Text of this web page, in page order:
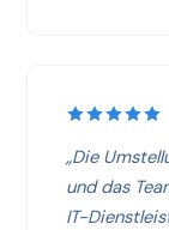
„Die
und das
IT-